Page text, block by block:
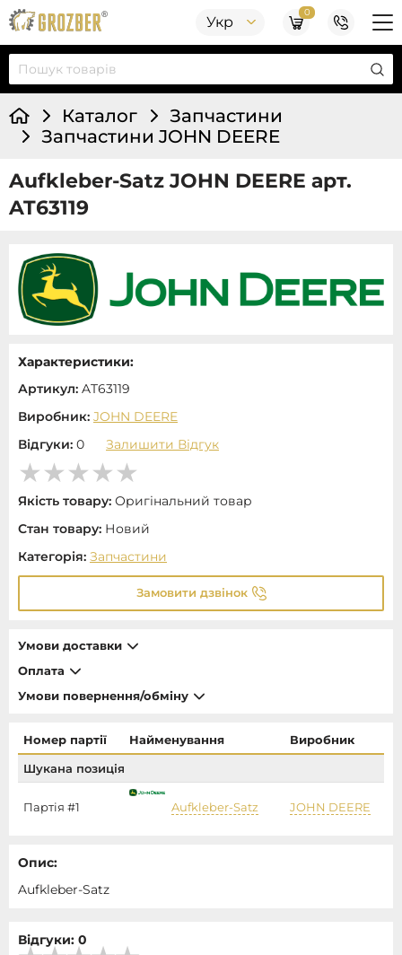
Укр
0
Каталог
Запчастини
Запчастини JOHN DEERE
Aufkleber-Satz JOHN DEERE арт.
AT63119
Характеристики:
Артикул: AT63119
Виробник: JOHN DEERE
Відгуки: 0 Залишити Відгук
Якість товару: Оригінальний товар
Стан товару: Новий
Категорія: Запчастини
Замовити дзвінок
Умови доставки
Оплата
Умови повернення/обміну
Номер партії Найменування
Виробник
Шукана позиція
Партія #1 Aufkleber-Satz JOHN DEERE
Опис:
Aufkleber-Satz
Відгуки: 0